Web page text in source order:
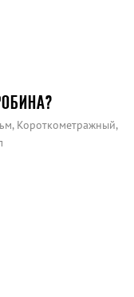
Короткометражный,